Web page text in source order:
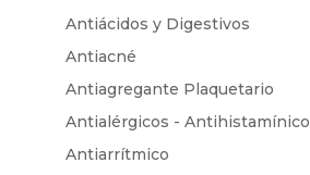
Antiácidos y Digestivos
Antiacné
Antiagregante Plaquetario
Antialérgicos - Antihistamínico
Antiarrítmico